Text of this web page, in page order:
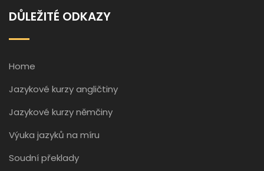
DŮLEŽITÉ ODKAZY
Home
Jazykové kurzy angličtiny
Jazykové kurzy němčiny
Výuka jazyků na míru
Soudní překlady